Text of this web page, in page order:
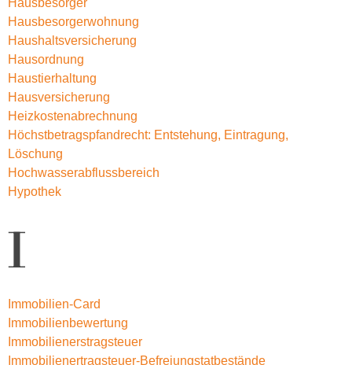
Hausbesorgerwohnung
Haushaltsversicherung
Hausordnung
Haustierhaltung
Hausversicherung
Heizkostenabrechnung
Höchstbetragspfandrecht: Entstehung, Eintragung,
Löschung
Hochwasserabflussbereich
Hypothek
I
Immobilien-Card
Immobilienbewertung
Immobilienerstragsteuer
Immobilienertragsteuer-Befreiungstatbestände